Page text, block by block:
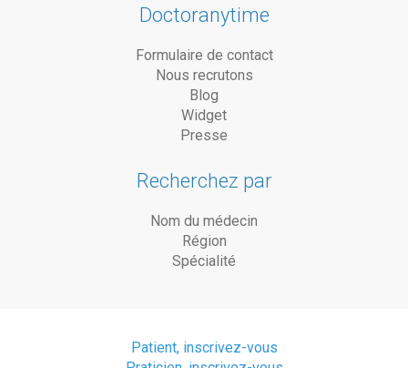
Doctoranytime
Formulaire de contact
Nous recrutons
Blog
Widget
Presse
Recherchez par
Nom du médecin
Région
Spécialité
Patient, inscrivez-vous